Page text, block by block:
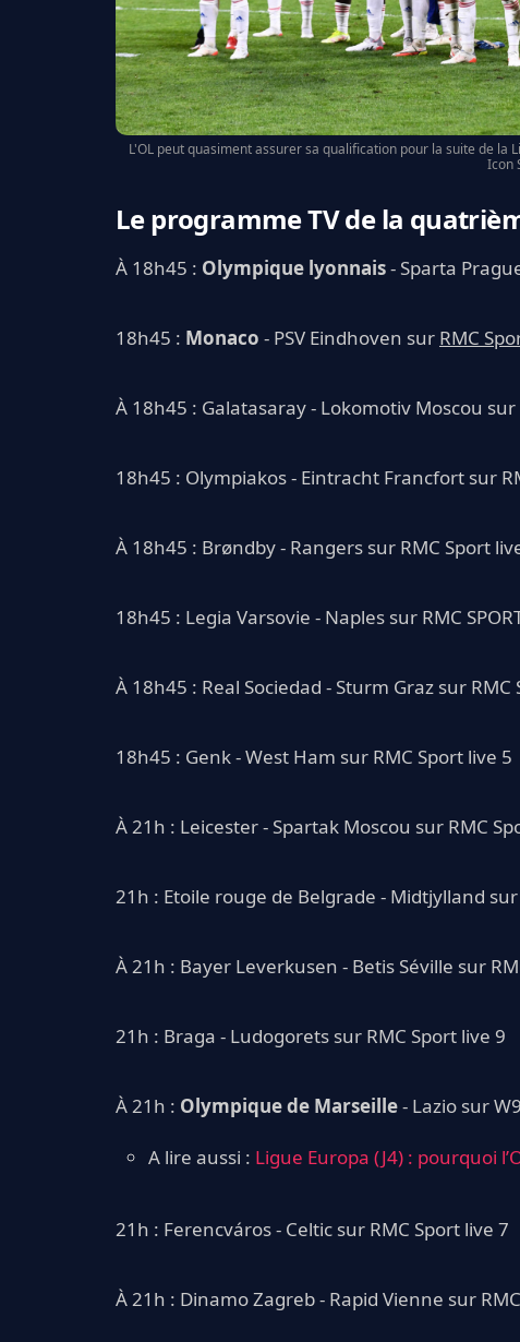
L'OL peut quasiment assurer sa qualification pour la suite de la
Icon
Le programme TV de la
À 18h45 : Olympique lyonnais- Sparta
18h45 : Monaco - PSV Eindhoven sur RMC
À 18h45 : Galatasaray - Lokomotiv Moscou sur
18h45 : Olympiakos - Eintracht Francfort sur
À 18h45 : Brøndby - Rangers sur RMC Sport
18h45 : Legia Varsovie - Naples sur RMC
À 18h45 : Real Sociedad - Sturm Graz sur RMC
18h45 : Genk - West Ham sur RMC Sport live 5
À 21h : Leicester - Spartak Moscou sur RMC
21h : Etoile rouge de Belgrade - Midtjylland sur
À 21h : Bayer Leverkusen - Betis Séville sur
21h : Braga - Ludogorets sur RMC Sport live 9
À 21h : Olympique de Marseille- Lazio sur
A lire aussi : Ligue Europa (J4) : pourquoi
21h : Ferencváros - Celtic sur RMC Sport live 7
À 21h : Dinamo Zagreb - Rapid Vienne sur